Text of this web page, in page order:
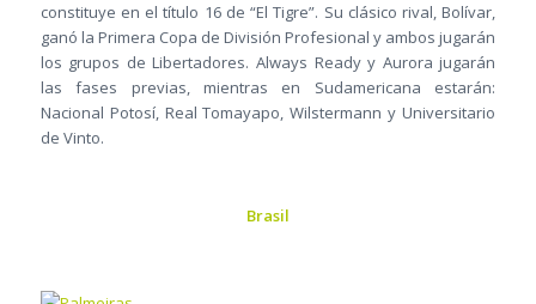
constituye en el título 16 de “El Tigre”. Su clásico rival, Bolívar,
ganó la Primera Copa de División Profesional y ambos jugarán
los grupos de Libertadores. Always Ready y Aurora jugarán
las fases previas, mientras en Sudamericana estarán:
Nacional Potosí, Real Tomayapo, Wilstermann y Universitario
de Vinto.
Brasil